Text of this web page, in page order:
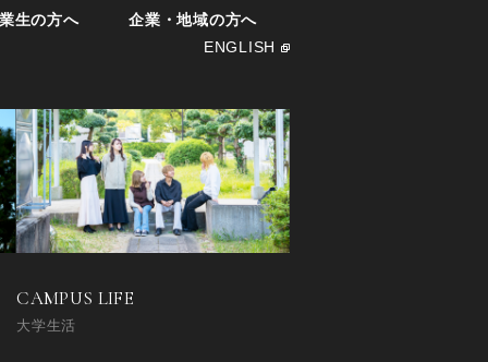
生の方へ
企業・地域の方へ
ENGLISH
CAMPUS LIFE
大学生活